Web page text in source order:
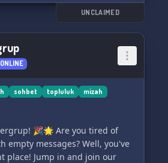
adım atmanız için size
UNCLAIMED
ONLINE
sohbet topluluk mizah
🎉🌟 Are you tired of
empty messages? Well, you've
place! Jump in and join our